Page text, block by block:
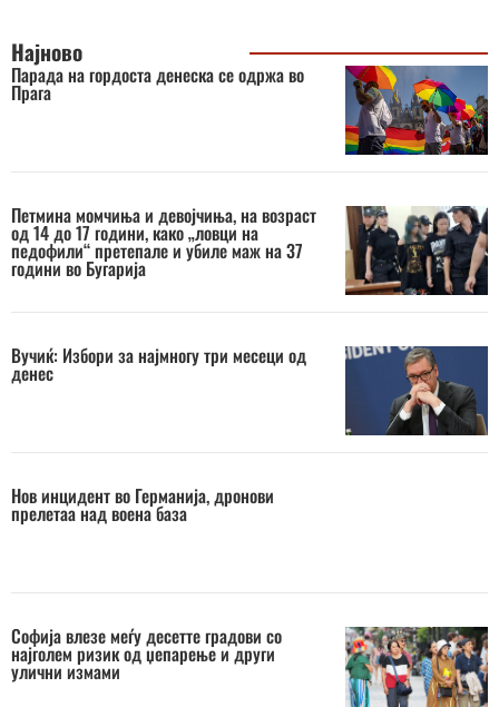
Најново
Парада на гордоста денеска се одржа во
Прага
Петмина момчиња и девојчиња, на возраст
од 14 до 17 години, како „ловци на
педофили“ претепале и убиле маж на 37
години во Бугарија
Вучиќ: Избори за најмногу три месеци од
денес
Нов инцидент во Германија, дронови
прелетаа над воена база
Софија влезе меѓу десетте градови со
најголем ризик од џепарење и други
улични измами